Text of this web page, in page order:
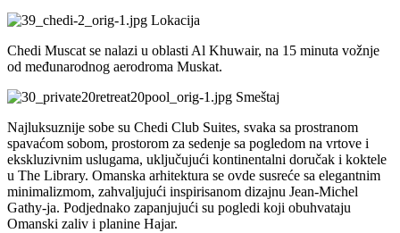
Lokacija
Chedi Muscat se nalazi u oblasti Al Khuwair, na 15 minuta vožnje
od međunarodnog aerodroma Muskat.
Smeštaj
Najluksuznije sobe su Chedi Club Suites, svaka sa prostranom
spavaćom sobom, prostorom za sedenje sa pogledom na vrtove i
ekskluzivnim uslugama, uključujući kontinentalni doručak i koktele
u The Library. Omanska arhitektura se ovde susreće sa elegantnim
minimalizmom, zahvaljujući inspirisanom dizajnu Jean-Michel
Gathy-ja. Podjednako zapanjujući su pogledi koji obuhvataju
Omanski zaliv i planine Hajar.